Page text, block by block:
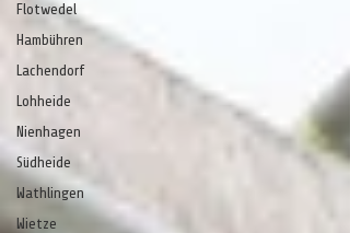
Flotwedel
Hambühren
Lachendorf
Lohheide
Nienhagen
Südheide
Wathlingen
Wietze